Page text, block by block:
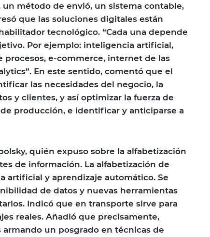
método de envió, un sistema contable,
que las soluciones digitales están
tecnológico. “Cada una depende
Por ejemplo: inteligencia artificial,
procesos, e-commerce, internet de las
En este sentido, comentó que el
las necesidades del negocio, la
y clientes, y así optimizar la fuerza de
producción, e identificar y anticiparse a
quién expuso sobre la alfabetización
de información. La alfabetización de
artificial y aprendizaje automático. Se
de datos y nuevas herramientas
Indicó que en transporte sirve para
reales. Añadió que precisamente,
armando un posgrado en técnicas de